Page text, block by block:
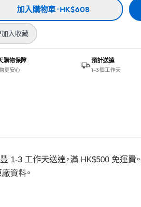
加入購物車 · HK$608
加入收藏
購物保障
更安心
預計送達
1–3 個工作天
3 工作天送達，滿 HK$500 免運費
資料。